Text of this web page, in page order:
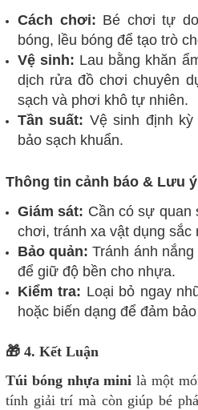
Cách chơi: Bé chơi tự
bóng, lều bóng để tạo trò
Vệ sinh: Lau bằng khăn
dịch rửa đồ chơi chuyên
sạch và phơi khô tự nhiên.
Tần suất: Vệ sinh định
bảo sạch khuẩn.
Thông tin cảnh báo & Lưu ý
Giám sát: Cần có sự
chơi, tránh xa vật dụng sắc
Bảo quản: Tránh ánh
để giữ độ bền cho nhựa.
Kiểm tra: Loại bỏ ngay
hoặc biến dạng để đảm
🎁 4. Kết Luận
Túi bóng nhựa mini là một
tính giải trí mà còn giúp bé